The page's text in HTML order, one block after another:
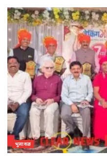
भुसावळ